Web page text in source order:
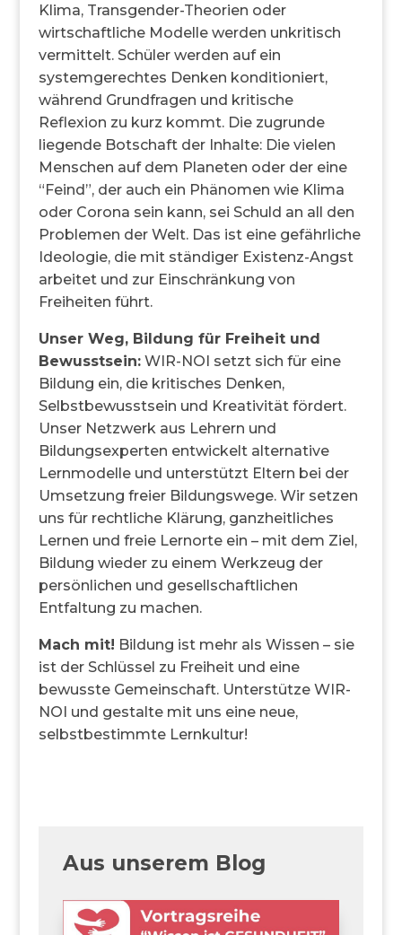
Klima, Transgender-Theorien oder
wirtschaftliche Modelle werden unkritisch
vermittelt. Schüler werden auf ein
systemgerechtes Denken konditioniert,
während Grundfragen und kritische
Reflexion zu kurz kommt. Die zugrunde
liegende Botschaft der Inhalte: Die vielen
Menschen auf dem Planeten oder der eine
“Feind”, der auch ein Phänomen wie Klima
oder Corona sein kann, sei Schuld an all den
Problemen der Welt. Das ist eine gefährliche
Ideologie, die mit ständiger Existenz-Angst
arbeitet und zur Einschränkung von
Freiheiten führt.
Unser Weg, Bildung für Freiheit und
Bewusstsein:WIR-NOI setzt sich für eine
Bildung ein, die kritisches Denken,
Selbstbewusstsein und Kreativität fördert.
Unser Netzwerk aus Lehrern und
Bildungsexperten entwickelt alternative
Lernmodelle und unterstützt Eltern bei der
Umsetzung freier Bildungswege. Wir setzen
uns für rechtliche Klärung, ganzheitliches
Lernen und freie Lernorte ein – mit dem Ziel,
Bildung wieder zu einem Werkzeug der
persönlichen und gesellschaftlichen
Entfaltung zu machen.
Mach mit! Bildung ist mehr als Wissen – sie
ist der Schlüssel zu Freiheit und eine
bewusste Gemeinschaft. Unterstütze WIR-
NOI und gestalte mit uns eine neue,
selbstbestimmte Lernkultur!
Aus unserem Blog